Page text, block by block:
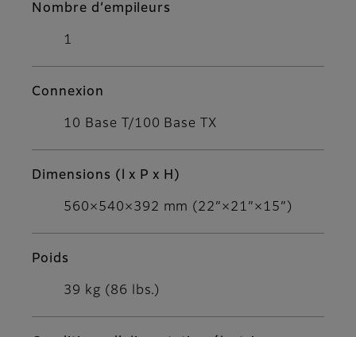
Nombre d’empileurs
1
Connexion
10 Base T/100 Base TX
Dimensions (l x P x H)
560×540×392 mm (22”×21”×15”)
Poids
39 kg (86 lbs.)